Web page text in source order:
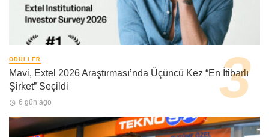
ÖDÜLLER
Mavi, Extel 2026 Araştırması’nda Üçüncü Kez “En İtibarlı
Şirket” Seçildi
6 gün ago